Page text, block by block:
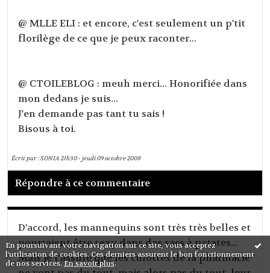
En poursuivant votre navigation sur ce site, vous acceptez
l'utilisation de cookies. Ces derniers assurent le bon fonctionnement
de nos services.En savoir plus.
@ MLLE ELI : et encore, c'est seulement un p'tit
florilège de ce que je peux raconter...
@ CTOILEBLOG : meuh merci... Honorifiée dans
mon dedans je suis...
J'en demande pas tant tu sais !
Bisous à toi.
Écrit par :SONIA 21h30-jeudi 09octobre 2008
Répondre à ce commentaire
D'accord, les mannequins sont très très belles et
pourraient être sexy dans des sacs à patates...
Mais je t'assure que les culottes de la pharmacie